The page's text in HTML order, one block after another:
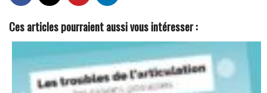
Ces articles pourraient aussi vous intéresser :